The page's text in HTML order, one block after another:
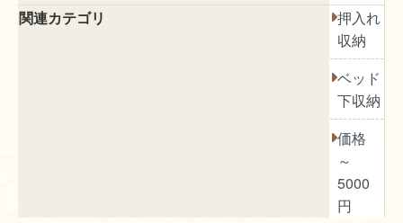
関連カテゴリ
押入れ
収納
ベッド
下収納
価格
～
5000
円